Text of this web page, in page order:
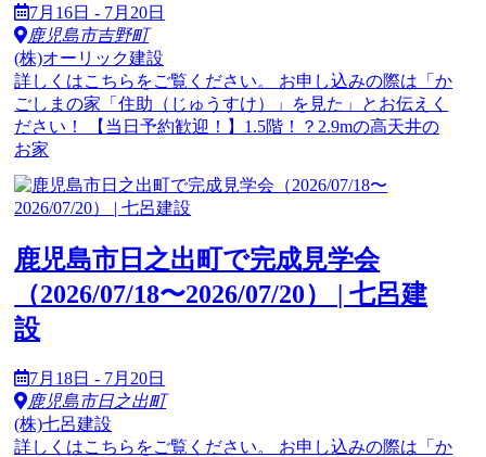
7月16日 - 7月20日
鹿児島市吉野町
(株)オーリック建設
詳しくはこちらをご覧ください。 お申し込みの際は「か
ごしまの家「住助（じゅうすけ）」を見た」とお伝えく
ださい！ 【当日予約歓迎！】1.5階！？2.9mの高天井の
お家
鹿児島市日之出町で完成見学会
（2026/07/18〜2026/07/20） | 七呂建
設
7月18日 - 7月20日
鹿児島市日之出町
(株)七呂建設
詳しくはこちらをご覧ください。 お申し込みの際は「か